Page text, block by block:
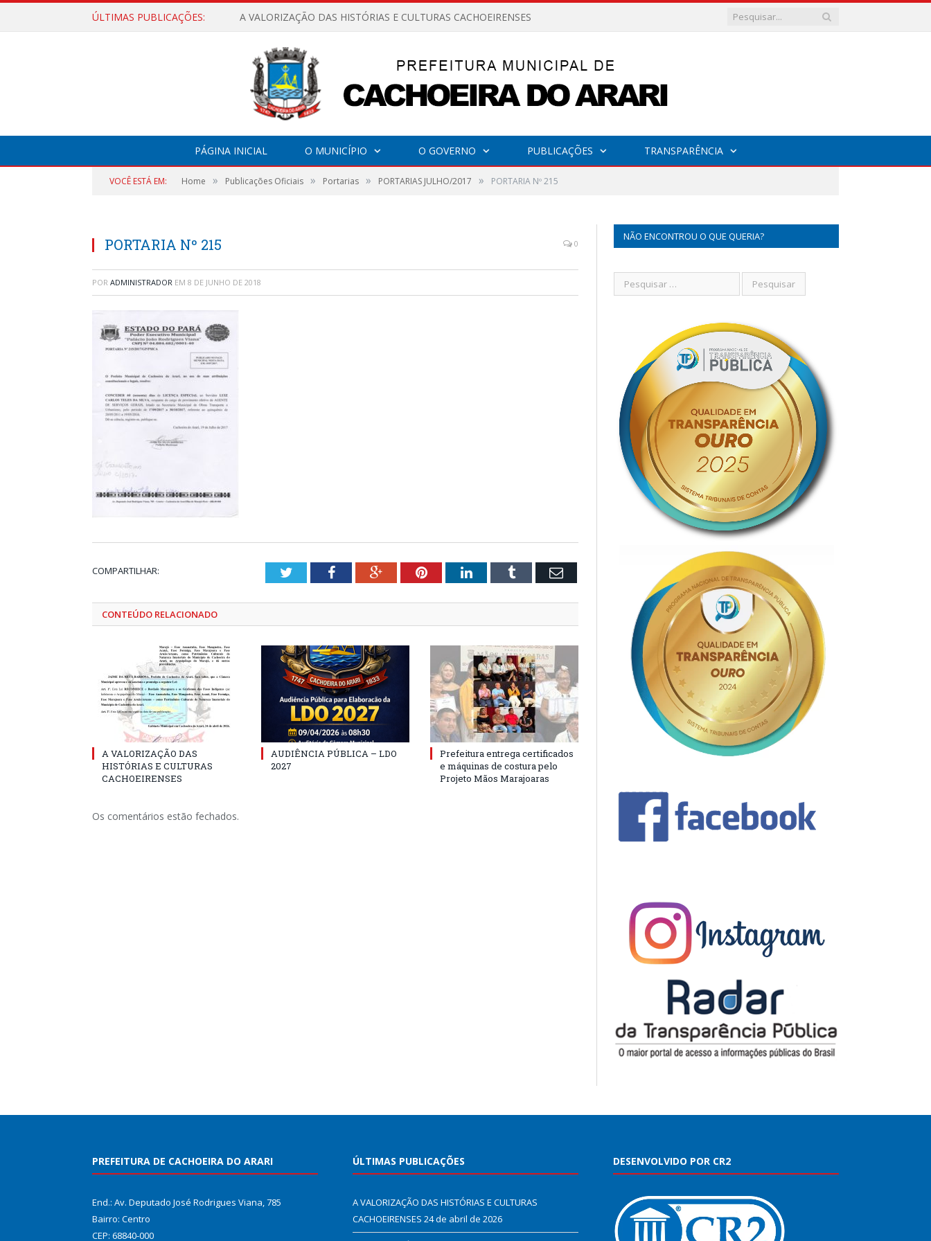
ÚLTIMAS PUBLICAÇÕES: A VALORIZAÇÃO DAS HISTÓRIAS E CULTURAS CACHOEIRENSES
PÁGINA INICIAL O MUNICÍPIO O GOVERNO PUBLICAÇÕES TRANSPARÊNCIA
VOCÊ ESTÁ EM: Home » Publicações Oficiais » Portarias » PORTARIAS JULHO/2017 » PORTARIA Nº 215
PORTARIA Nº 215 0
POR ADMINISTRADOR EM 8 DE JUNHO DE 2018
COMPARTILHAR: TwitterFacebookGoogle+PinterestLinkedInTumblr Email
CONTEÚDO RELACIONADO
A VALORIZAÇÃO DAS
HISTÓRIAS E CULTURAS
CACHOEIRENSES
AUDIÊNCIA PÚBLICA – LDO
2027
Prefeitura entrega certificados
e máquinas de costura pelo
Projeto Mãos Marajoaras
Os comentários estão fechados.
NÃO ENCONTROU O QUE QUERIA?
PREFEITURA DE CACHOEIRA DO ARARI
End.: Av. Deputado José Rodrigues Viana, 785
Bairro: Centro
CEP: 68840-000
ÚLTIMAS PUBLICAÇÕES
A VALORIZAÇÃO DAS HISTÓRIAS E CULTURAS
CACHOEIRENSES 24 de abril de 2026
DESENVOLVIDO POR CR2